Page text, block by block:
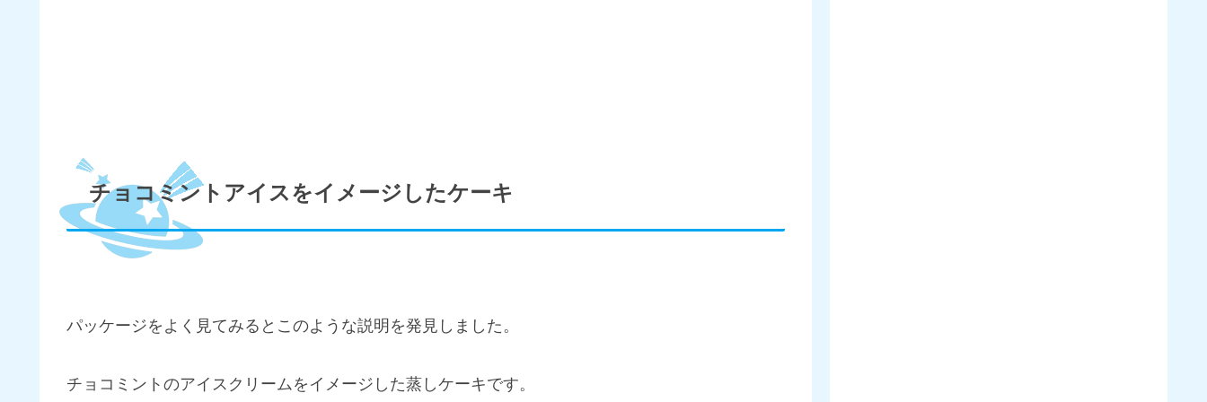
チョコミントアイスをイメージしたケーキ
パッケージをよく見てみるとこのような説明を発見しました。
チョコミントのアイスクリームをイメージした蒸しケーキです。